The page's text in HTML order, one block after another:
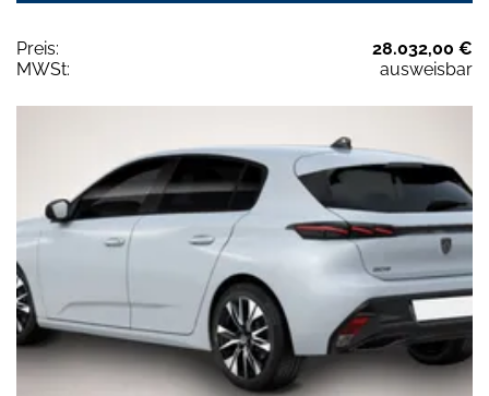
Preis:
28.032,00 €
MWSt:
ausweisbar